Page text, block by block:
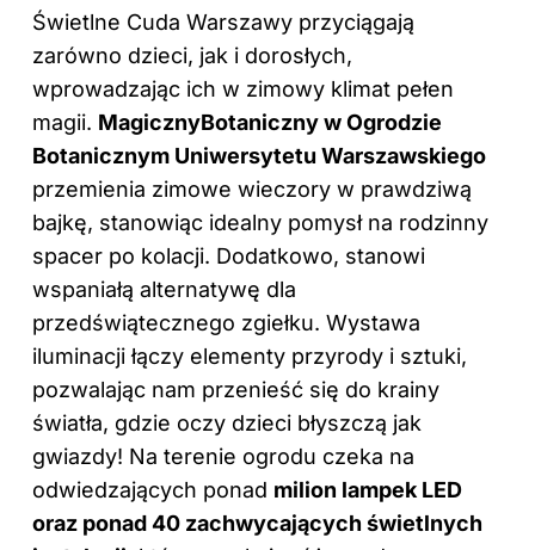
Świetlne Cuda Warszawy przyciągają
zarówno dzieci, jak i dorosłych,
wprowadzając ich w zimowy klimat pełen
magii. MagicznyBotaniczny w Ogrodzie
Botanicznym Uniwersytetu Warszawskiego
przemienia zimowe wieczory w prawdziwą
bajkę, stanowiąc idealny pomysł na rodzinny
spacer po kolacji. Dodatkowo, stanowi
wspaniałą alternatywę dla
przedświątecznego zgiełku. Wystawa
iluminacji łączy elementy przyrody i sztuki,
pozwalając nam przenieść się do krainy
światła, gdzie oczy dzieci błyszczą jak
gwiazdy! Na terenie ogrodu czeka na
odwiedzających ponad milion lampek LED
oraz ponad 40 zachwycających świetlnych